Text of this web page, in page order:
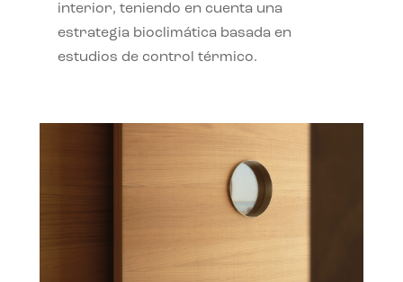
interior, teniendo en cuenta una
estrategia bioclimática basada en
estudios de control térmico.